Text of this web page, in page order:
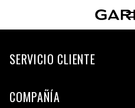
SERVICIO CLIENTE
COMPAÑÍA